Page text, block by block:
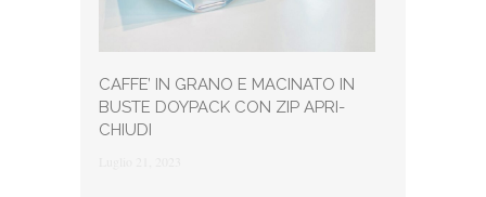
CAFFE’ IN GRANO E MACINATO IN
BUSTE DOYPACK CON ZIP APRI-
CHIUDI